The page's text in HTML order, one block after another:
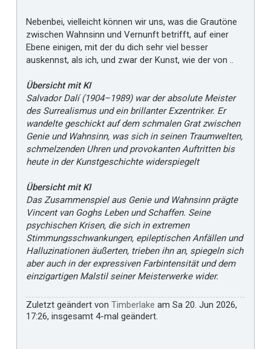
Nebenbei, vielleicht können wir uns, was die Grautöne
zwischen Wahnsinn und Vernunft betrifft, auf einer
Ebene einigen, mit der du dich sehr viel besser
auskennst, als ich, und zwar der Kunst, wie der von ..
Übersicht mit KI
Salvador Dalí (1904–1989) war der absolute Meister
des Surrealismus und ein brillanter Exzentriker. Er
wandelte geschickt auf dem schmalen Grat zwischen
Genie und Wahnsinn, was sich in seinen Traumwelten,
schmelzenden Uhren und provokanten Auftritten bis
heute in der Kunstgeschichte widerspiegelt
Übersicht mit KI
Das Zusammenspiel aus Genie und Wahnsinn prägte
Vincent van Goghs Leben und Schaffen. Seine
psychischen Krisen, die sich in extremen
Stimmungsschwankungen, epileptischen Anfällen und
Halluzinationen äußerten, trieben ihn an, spiegeln sich
aber auch in der expressiven Farbintensität und dem
einzigartigen Malstil seiner Meisterwerke wider.
Zuletzt geändert von Timberlake am Sa 20. Jun 2026,
17:26, insgesamt 4-mal geändert.